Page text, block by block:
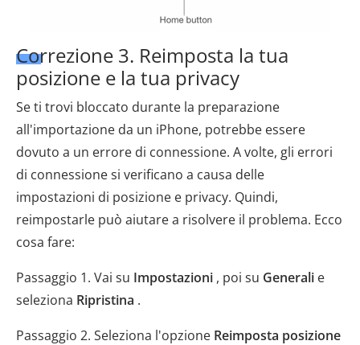
Correzione 3. Reimposta la tua
posizione e la tua privacy
Se ti trovi bloccato durante la preparazione
all'importazione da un iPhone, potrebbe essere
dovuto a un errore di connessione. A volte, gli errori
di connessione si verificano a causa delle
impostazioni di posizione e privacy. Quindi,
reimpostarle può aiutare a risolvere il problema. Ecco
cosa fare:
Passaggio 1. Vai su Impostazioni , poi su Generali e
seleziona Ripristina .
Passaggio 2. Seleziona l'opzione Reimposta posizione